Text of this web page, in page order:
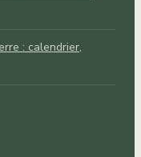
: calendrier,